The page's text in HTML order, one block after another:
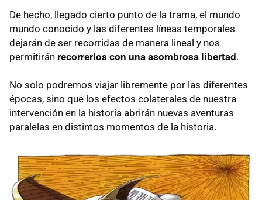
De hecho, llegado cierto punto de la trama, el mundo
mundo conocido y las diferentes líneas temporales
dejarán de ser recorridas de manera lineal y nos
permitirán recorrerlos con una asombrosa libertad .
No solo podremos viajar libremente por las diferentes
épocas, sino que los efectos colaterales de nuestra
intervención en la historia abrirán nuevas aventuras
paralelas en distintos momentos de la historia.